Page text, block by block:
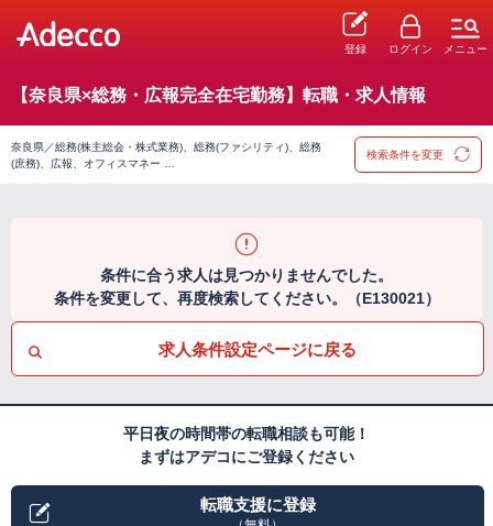
登録 ログイン メニュー
【奈良県×総務・広報完全在宅勤務】転職・求人情報
奈良県／総務(株主総会・株式業務)、総務(ファシリティ)、総務
(庶務)、広報、オフィスマネー …
検索条件を変更
条件に合う求人は見つかりませんでした。
条件を変更して、再度検索してください。（E130021）
求人条件設定ページに戻る
平日夜の時間帯の転職相談も可能！
まずはアデコにご登録ください
転職支援に登録